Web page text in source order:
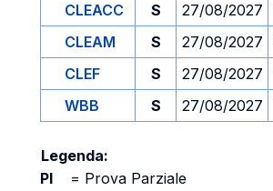
CLEACC
S 27/08/2027
CLEAM
S 27/08/2027
CLEF
S 27/08/2027
WBB
S 27/08/2027
Legenda:
PI
= Prova Parziale